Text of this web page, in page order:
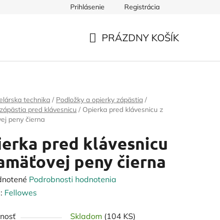
Prihlásenie Registrácia
PRÁZDNY KOŠÍK
technika / Podložky a opierky zápästia /
pred klávesnicu / Opierka pred klávesnicu z
peny čierna
pred klávesnicu
peny čierna
Podrobnosti hodnotenia
Fellowes
Skladom (104 KS)